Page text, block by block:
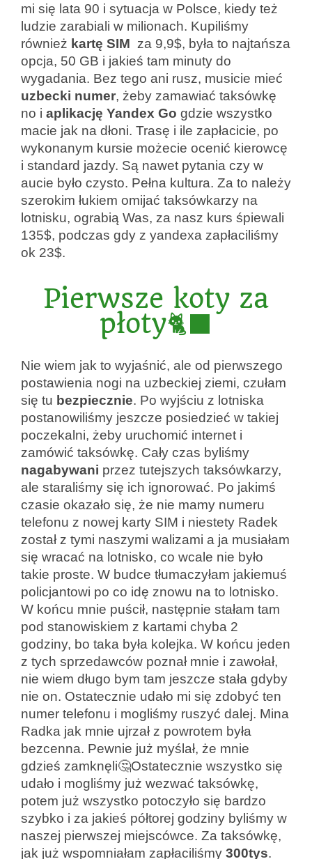
mi się lata 90 i sytuacja w Polsce, kiedy też
ludzie zarabiali w milionach. Kupiliśmy
również kartę SIM za 9,9$, była to najtańsza
opcja, 50 GB i jakieś tam minuty do
wygadania. Bez tego ani rusz, musicie mieć
uzbecki numer, żeby zamawiać taksówkę
no i aplikację Yandex Go gdzie wszystko
macie jak na dłoni. Trasę i ile zapłacicie, po
wykonanym kursie możecie ocenić kierowcę
i standard jazdy. Są nawet pytania czy w
aucie było czysto. Pełna kultura. Za to należy
szerokim łukiem omijać taksówkarzy na
lotnisku, ograbią Was, za nasz kurs śpiewali
135$, podczas gdy z yandexa zapłaciliśmy
ok 23$.
Pierwsze koty za
płoty🐈‍⬛
Nie wiem jak to wyjaśnić, ale od pierwszego
postawienia nogi na uzbeckiej ziemi, czułam
się tu bezpiecznie. Po wyjściu z lotniska
postanowiliśmy jeszcze posiedzieć w takiej
poczekalni, żeby uruchomić internet i
zamówić taksówkę. Cały czas byliśmy
nagabywani przez tutejszych taksówkarzy,
ale staraliśmy się ich ignorować. Po jakimś
czasie okazało się, że nie mamy numeru
telefonu z nowej karty SIM i niestety Radek
został z tymi naszymi walizami a ja musiałam
się wracać na lotnisko, co wcale nie było
takie proste. W budce tłumaczyłam jakiemuś
policjantowi po co idę znowu na to lotnisko.
W końcu mnie puścił, następnie stałam tam
pod stanowiskiem z kartami chyba 2
godziny, bo taka była kolejka. W końcu jeden
z tych sprzedawców poznał mnie i zawołał,
nie wiem długo bym tam jeszcze stała gdyby
nie on. Ostatecznie udało mi się zdobyć ten
numer telefonu i mogliśmy ruszyć dalej. Mina
Radka jak mnie ujrzał z powrotem była
bezcenna. Pewnie już myślał, że mnie
gdzieś zamknęli🤔Ostatecznie wszystko się
udało i mogliśmy już wezwać taksówkę,
potem już wszystko potoczyło się bardzo
szybko i za jakieś półtorej godziny byliśmy w
naszej pierwszej miejscówce. Za taksówkę,
jak już wspomniałam zapłaciliśmy 300tys.